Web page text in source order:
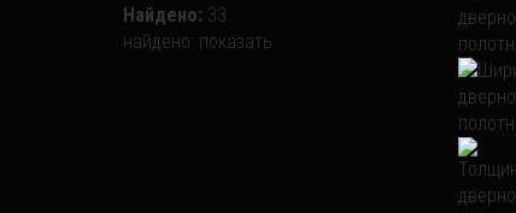
Найдено: 33
найдено: показать